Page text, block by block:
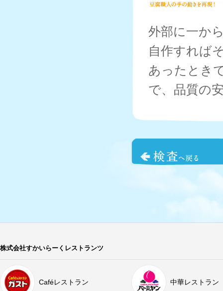
外部に一か
自作すれば
あったとき
で、品質の
株式会社すかいらーくレストランツ
Caféレストラン 中華レストラン